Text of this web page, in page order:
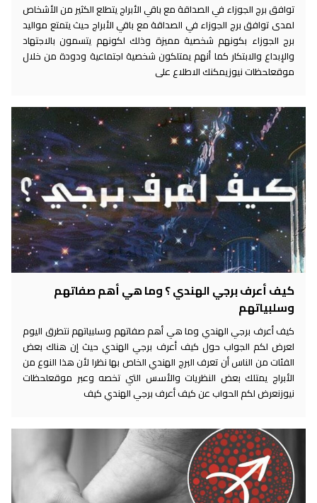
توافق برج الجوزاء في الصداقة مع باقي الأبراج يتطلع الكثير من الأشخاص
لمدى توافق برج الجوزاء في الصداقة مع باقي الأبراج حيث يتمتع مواليد
برج الجوزاء بكونهم شخصية مميزة وذلك لكونهم يتسمون بالاجتهاد
والإبداع والابتكار كما أنهم يمتلكون شخصية اجتماعية ودودة من خلال
موقعلحظات نيوزيمكنك الاطلاع على
كيف أعرف برجي الهندي ؟ وما هي أهم صفاتهم
وسلبياتهم
كيف أعرف برجي الهندي وما هي أهم صفاتهم وسلبياتهم نتطرق اليوم
لعرض لكم الجواب حول كيف أعرف برجي الهندي حيث إن هناك بعض
الفئات من الناس أن تعرف البرج الهندي الخاص بها نظرا لأن هذا النوع من
الأبراج يمتلك بعض النظريات والأسس التي تخصه وعبر موقعلحظات
نيوزنعرض لكم الحواب عن كيف أعرف برجي الهندي كيف